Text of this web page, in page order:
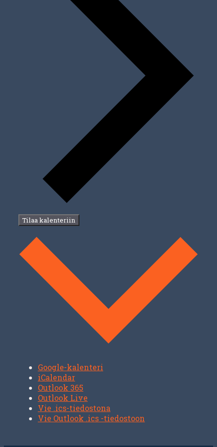
Tilaa kalenteriin
Google-kalenteri
iCalendar
Outlook 365
Outlook Live
Vie .ics-tiedostona
Vie Outlook .ics -tiedostoon